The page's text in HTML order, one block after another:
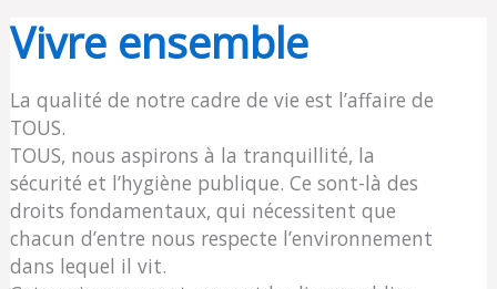
Vivre ensemble
La qualité de notre cadre de vie est l’affaire de
TOUS.
TOUS, nous aspirons à la tranquillité, la
sécurité et l’hygiène publique. Ce sont-là des
droits fondamentaux, qui nécessitent que
chacun d’entre nous respecte l’environnement
dans lequel il vit.